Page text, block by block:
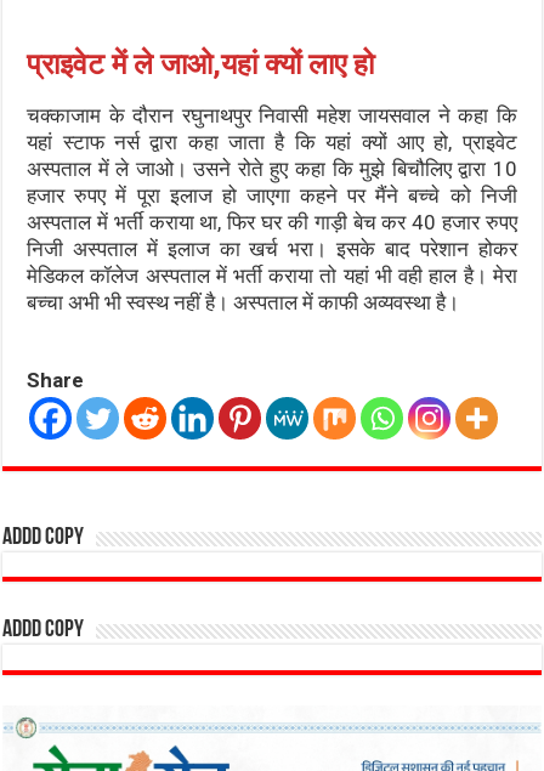
प्राइवेट में ले जाओ,यहां क्यों लाए हो
चक्काजाम के दौरान रघुनाथपुर निवासी महेश जायसवाल ने कहा कि
यहां स्टाफ नर्स द्वारा कहा जाता है कि यहां क्यों आए हो, प्राइवेट
अस्पताल में ले जाओ। उसने रोते हुए कहा कि मुझे बिचौलिए द्वारा 10
हजार रुपए में पूरा इलाज हो जाएगा कहने पर मैंने बच्चे को निजी
अस्पताल में भर्ती कराया था, फिर घर की गाड़ी बेच कर 40 हजार रुपए
निजी अस्पताल में इलाज का खर्च भरा। इसके बाद परेशान होकर
मेडिकल कॉलेज अस्पताल में भर्ती कराया तो यहां भी वही हाल है। मेरा
बच्चा अभी भी स्वस्थ नहीं है। अस्पताल में काफी अव्यवस्था है।
Share
addd copy
addd copy